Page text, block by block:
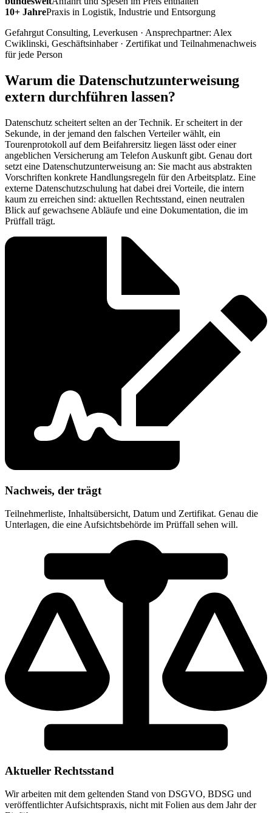
10+ JahrePraxis in Logistik, Industrie und Entsorgung
Gefahrgut Consulting, Leverkusen · Ansprechpartner: Alex
Cwiklinski, Geschäftsinhaber · Zertifikat und Teilnahmenachweis
für jede Person
Warum die Datenschutzunterweisung
extern durchführen lassen?
Datenschutz scheitert selten an der Technik. Er scheitert in der
Sekunde, in der jemand den falschen Verteiler wählt, ein
Tourenprotokoll auf dem Beifahrersitz liegen lässt oder einer
angeblichen Versicherung am Telefon Auskunft gibt. Genau dort
setzt eine Datenschutzunterweisung an: Sie macht aus abstrakten
Vorschriften konkrete Handlungsregeln für den Arbeitsplatz. Eine
externe Datenschutzschulung hat dabei drei Vorteile, die intern
kaum zu erreichen sind: aktuellen Rechtsstand, einen neutralen
Blick auf gewachsene Abläufe und eine Dokumentation, die im
Prüffall trägt.
Nachweis, der trägt
Teilnehmerliste, Inhaltsübersicht, Datum und Zertifikat. Genau die
Unterlagen, die eine Aufsichtsbehörde im Prüffall sehen will.
Aktueller Rechtsstand
Wir arbeiten mit dem geltenden Stand von DSGVO, BDSG und
veröffentlichter Aufsichtspraxis, nicht mit Folien aus dem Jahr der